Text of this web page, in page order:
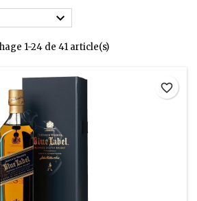

1-24 de 41 article(s)
favorite_border